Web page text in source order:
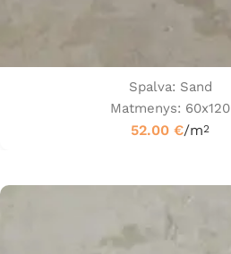
Spalva: Sand
Matmenys: 60x120
52.00€/m2